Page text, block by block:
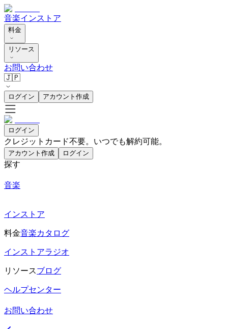
音楽インストア
料金
リソース
お問い合わせ
🇯🇵
ログイン アカウント作成
ログイン
クレジットカード不要。いつでも解約可能。
アカウント作成 ログイン
探す
音楽
インストア
料金音楽カタログ
インストアラジオ
リソースブログ
ヘルプセンター
お問い合わせ